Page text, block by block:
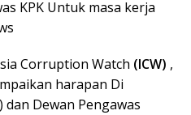
KPK Untuk masa kerja
Corruption Watch (ICW) ,
harapan Di
Dewan Pengawas